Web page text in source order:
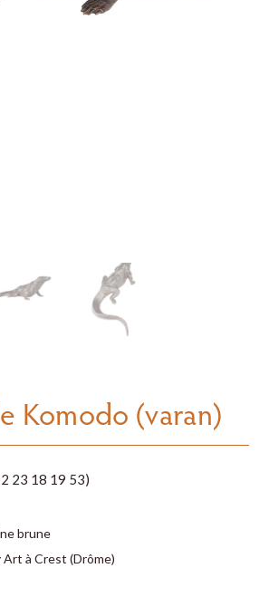
Komodo (varan)
23 18 19 53)
brune
à Crest (Drôme)